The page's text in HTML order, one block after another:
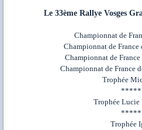
Le 33ème Rallye Vosges
Championnat de
Championnat de France
Championnat de
Championnat de France
Trophée
*****
Trophée Lucie
*****
Trophée